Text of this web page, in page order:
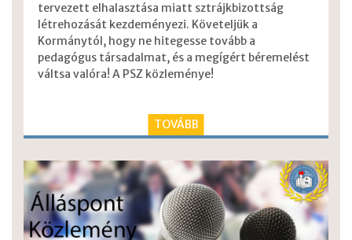
tervezett elhalasztása miatt sztrájkbizottság
létrehozását kezdeményezi. Követeljük a
Kormánytól, hogy ne hitegesse tovább a
pedagógus társadalmat, és a megígért béremelést
váltsa valóra! A PSZ közleménye!
TOVÁBB